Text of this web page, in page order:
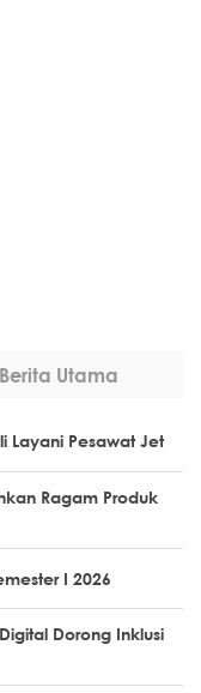
Berita Utama
Layani Pesawat Jet
Ragam Produk
I 2026
Dorong Inklusi